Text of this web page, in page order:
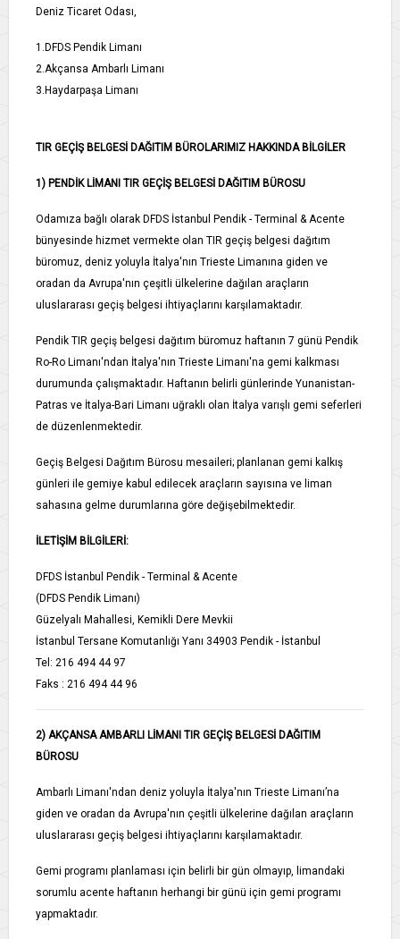
Deniz Ticaret Odası,
1.DFDS Pendik Limanı
2.Akçansa Ambarlı Limanı
3.Haydarpaşa Limanı
TIR GEÇİŞ BELGESİ DAĞITIM BÜROLARIMIZ HAKKINDA BİLGİLER
1) PENDİK LİMANI TIR GEÇİŞ BELGESİ DAĞITIM BÜROSU
Odamıza bağlı olarak DFDS İstanbul Pendik - Terminal & Acente
bünyesinde hizmet vermekte olan TIR geçiş belgesi dağıtım
büromuz, deniz yoluyla İtalya'nın Trieste Limanına giden ve
oradan da Avrupa'nın çeşitli ülkelerine dağılan araçların
uluslararası geçiş belgesi ihtiyaçlarını karşılamaktadır.
Pendik TIR geçiş belgesi dağıtım büromuz haftanın 7 günü Pendik
Ro-Ro Limanı'ndan İtalya'nın Trieste Limanı'na gemi kalkması
durumunda çalışmaktadır. Haftanın belirli günlerinde Yunanistan-
Patras ve İtalya-Bari Limanı uğraklı olan İtalya varışlı gemi seferleri
de düzenlenmektedir.
Geçiş Belgesi Dağıtım Bürosu mesaileri; planlanan gemi kalkış
günleri ile gemiye kabul edilecek araçların sayısına ve liman
sahasına gelme durumlarına göre değişebilmektedir.
İLETİŞİM BİLGİLERİ:
DFDS İstanbul Pendik - Terminal & Acente
(DFDS Pendik Limanı)
Güzelyalı Mahallesi, Kemikli Dere Mevkii
İstanbul Tersane Komutanlığı Yanı 34903 Pendik - İstanbul
Tel: 216 494 44 97
Faks : 216 494 44 96
2) AKÇANSA AMBARLI LİMANI TIR GEÇİŞ BELGESİ DAĞITIM
BÜROSU
Ambarlı Limanı'ndan deniz yoluyla İtalya'nın Trieste Limanı’na
giden ve oradan da Avrupa'nın çeşitli ülkelerine dağılan araçların
uluslararası geçiş belgesi ihtiyaçlarını karşılamaktadır.
Gemi programı planlaması için belirli bir gün olmayıp, limandaki
sorumlu acente haftanın herhangi bir günü için gemi programı
yapmaktadır.